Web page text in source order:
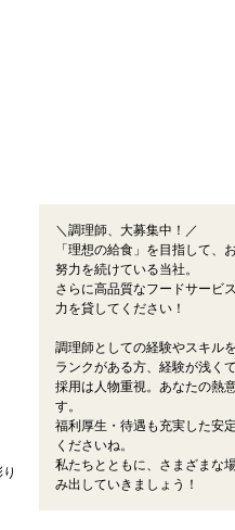
＼調理師、大募集中！／
「理想の給食」を目指して、
努力を続けている当社。
さらに高品質なフードサービ
力を貸してください！
調理師としての経験やスキル
ランクがある方、経験が浅く
採用は人物重視。あなたの熱
す。
福利厚生・待遇も充実した安
くださいね。
私たちとともに、さまざまな
み出していきましょう！